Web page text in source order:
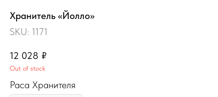
Хранитель «Йолло»
SKU: 1171
12 028 ₽
Out of stock
Раса Хранителя